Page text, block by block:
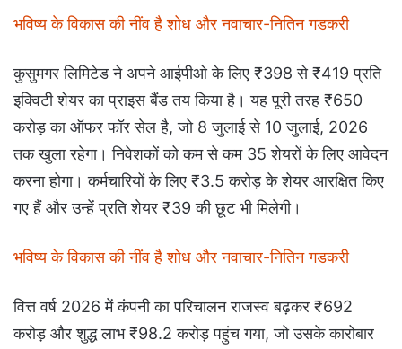
भविष्य के विकास की नींव है शोध और नवाचार-नितिन गडकरी
कुसुमगर लिमिटेड ने अपने आईपीओ के लिए ₹398 से ₹419 प्रति
इक्विटी शेयर का प्राइस बैंड तय किया है। यह पूरी तरह ₹650
करोड़ का ऑफर फॉर सेल है, जो 8 जुलाई से 10 जुलाई, 2026
तक खुला रहेगा। निवेशकों को कम से कम 35 शेयरों के लिए आवेदन
करना होगा। कर्मचारियों के लिए ₹3.5 करोड़ के शेयर आरक्षित किए
गए हैं और उन्हें प्रति शेयर ₹39 की छूट भी मिलेगी।
भविष्य के विकास की नींव है शोध और नवाचार-नितिन गडकरी
वित्त वर्ष 2026 में कंपनी का परिचालन राजस्व बढ़कर ₹692
करोड़ और शुद्ध लाभ ₹98.2 करोड़ पहुंच गया, जो उसके कारोबार